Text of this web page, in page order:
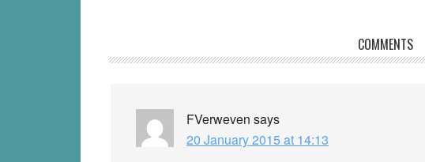
Interactions
COMMENTS
FVerweven says
20 January 2015 at 14:13